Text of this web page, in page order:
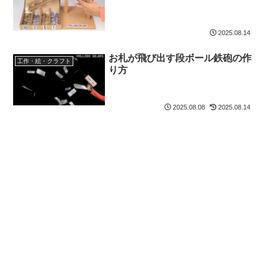
2025.08.14
工作・絵・クラフト
お札が飛び出す段ボール鉄砲の作
り方
2025.08.08 2025.08.14